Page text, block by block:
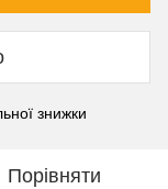
знижки
Порівняти